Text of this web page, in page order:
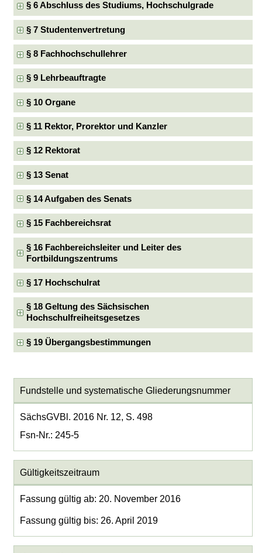
§ 6 Abschluss des Studiums, Hochschulgrade
§ 7 Studentenvertretung
§ 8 Fachhochschullehrer
§ 9 Lehrbeauftragte
§ 10 Organe
§ 11 Rektor, Prorektor und Kanzler
§ 12 Rektorat
§ 13 Senat
§ 14 Aufgaben des Senats
§ 15 Fachbereichsrat
§ 16 Fachbereichsleiter und Leiter des
Fortbildungszentrums
§ 17 Hochschulrat
§ 18 Geltung des Sächsischen
Hochschulfreiheitsgesetzes
§ 19 Übergangsbestimmungen
Fundstelle und systematische Gliederungsnummer
SächsGVBl. 2016 Nr. 12, S. 498
Fsn-Nr.: 245-5
Gültigkeitszeitraum
Fassung gültig ab: 20. November 2016
Fassung gültig bis: 26. April 2019